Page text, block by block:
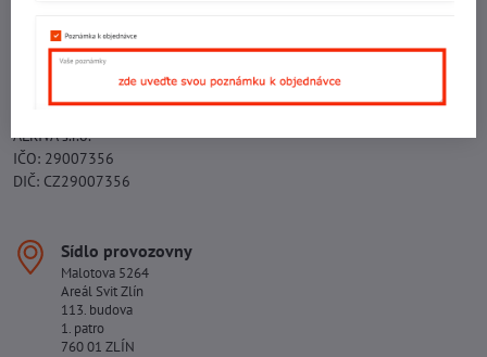
Ing. Vojtěch Lečbych - IVL
DIČ: CZ5602130809
ALRIVA s.r.o.
IČO: 29007356
DIČ: CZ29007356
Sídlo provozovny
Malotova 5264
Areál Svit Zlín
113. budova
1. patro
760 01 ZLÍN